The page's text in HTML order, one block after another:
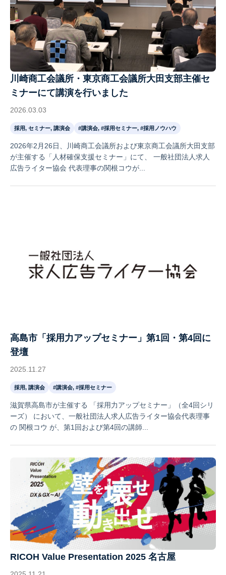
川崎商工会議所・東京商工会議所大田支部主催セ
ミナーにて講演を行いました
2026.03.03
採用, セミナー, 講演会 #講演会, #採用セミナー, #採用ノウハウ
2026年2月26日、川崎商工会議所および東京商工会議所大田支部
が主催する「人材確保支援セミナー」にて、 一般社団法人求人
広告ライター協会 代表理事の関根コウが...
高島市「採用力アップセミナー」第1回・第4回に
登壇
2025.11.27
採用, 講演会 #講演会, #採用セミナー
滋賀県高島市が主催する 「採用力アップセミナー」（全4回シリ
ーズ） において、一般社団法人求人広告ライター協会代表理事
の 関根コウ が、第1回および第4回の講師...
RICOH Value Presentation 2025 名古屋